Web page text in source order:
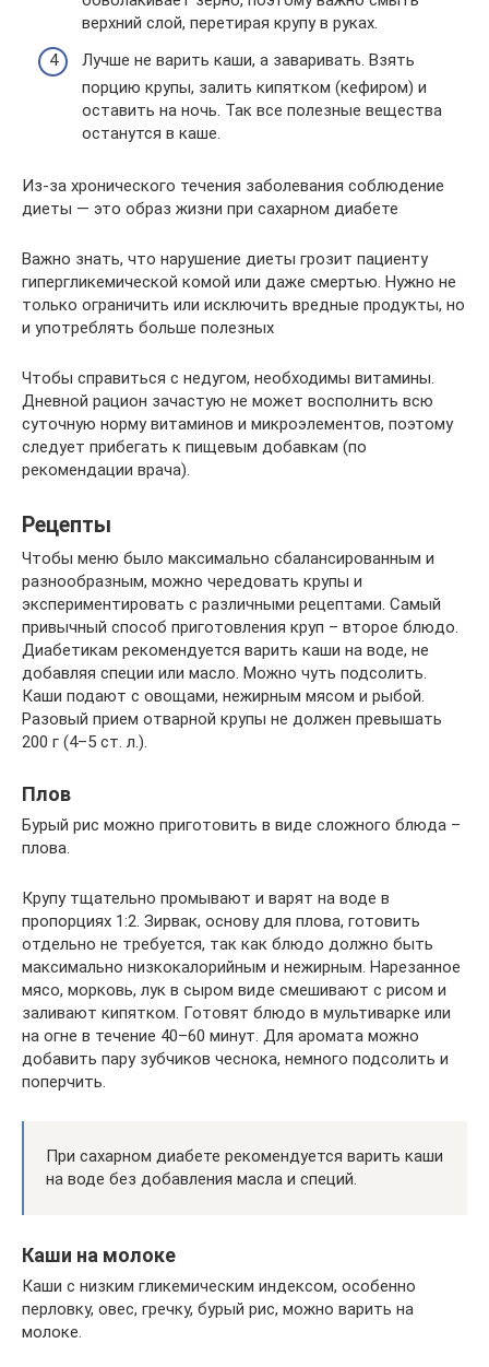
верхний слой, перетирая крупу в руках.
Лучше не варить каши, а заваривать. Взять
порцию крупы, залить кипятком (кефиром) и
оставить на ночь. Так все полезные вещества
останутся в каше.
Из-за хронического течения заболевания соблюдение
диеты — это образ жизни при сахарном диабете
Важно знать, что нарушение диеты грозит пациенту
гипергликемической комой или даже смертью. Нужно не
только ограничить или исключить вредные продукты, но
и употреблять больше полезных
Чтобы справиться с недугом, необходимы витамины.
Дневной рацион зачастую не может восполнить всю
суточную норму витаминов и микроэлементов, поэтому
следует прибегать к пищевым добавкам (по
рекомендации врача).
Рецепты
Чтобы меню было максимально сбалансированным и
разнообразным, можно чередовать крупы и
экспериментировать с различными рецептами. Самый
привычный способ приготовления круп – второе блюдо.
Диабетикам рекомендуется варить каши на воде, не
добавляя специи или масло. Можно чуть подсолить.
Каши подают с овощами, нежирным мясом и рыбой.
Разовый прием отварной крупы не должен превышать
200 г (4–5 ст. л.).
Плов
Бурый рис можно приготовить в виде сложного блюда –
плова.
Крупу тщательно промывают и варят на воде в
пропорциях 1:2. Зирвак, основу для плова, готовить
отдельно не требуется, так как блюдо должно быть
максимально низкокалорийным и нежирным. Нарезанное
мясо, морковь, лук в сыром виде смешивают с рисом и
заливают кипятком. Готовят блюдо в мультиварке или
на огне в течение 40–60 минут. Для аромата можно
добавить пару зубчиков чеснока, немного подсолить и
поперчить.
При сахарном диабете рекомендуется варить каши
на воде без добавления масла и специй.
Каши на молоке
Каши с низким гликемическим индексом, особенно
перловку, овес, гречку, бурый рис, можно варить на
молоке.